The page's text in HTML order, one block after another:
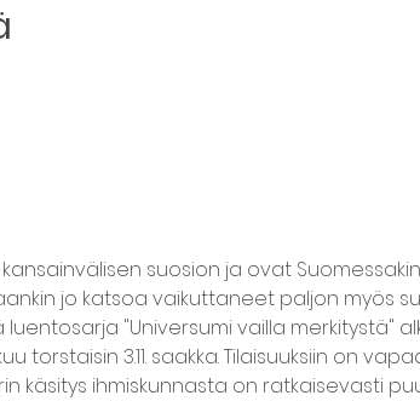
suosion ja ovat
jo katsoa vaikuttaneet paljon myös
"Universumi vailla merkitystä"
torstaisin 3.11. saakka. Tilaisuuksiin on
käsitys ihmiskunnasta on ratkaisevasti